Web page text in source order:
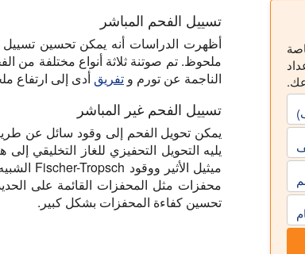
تسييل الفحم المباشر
أظهرت الدراسات أنه يمكن تحسين تسييل
ملحوظ. تم صوتنة ثلاثة أنواع مختلفة من
الناجمة عن تورم و تفريق أدى إلى ارتفاع
تسييل الفحم غير المباشر
يليه التحويل التحفيزي للغاز التخليقي
محفزات مثل المحفزات القائمة على
تحسين كفاءة المحفزات بشكل كبير.